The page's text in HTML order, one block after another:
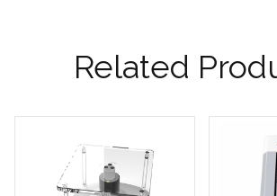
Related